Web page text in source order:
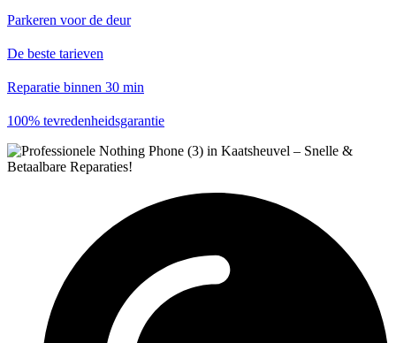
Parkeren voor de deur
De beste tarieven
Reparatie binnen 30 min
100% tevredenheidsgarantie